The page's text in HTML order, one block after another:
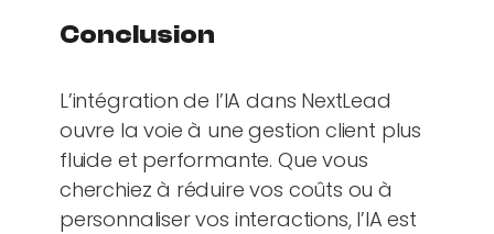
Conclusion
L’intégration de l’IA dans NextLead
ouvre la voie à une gestion client plus
fluide et performante. Que vous
cherchiez à réduire vos coûts ou à
personnaliser vos interactions, l’IA est